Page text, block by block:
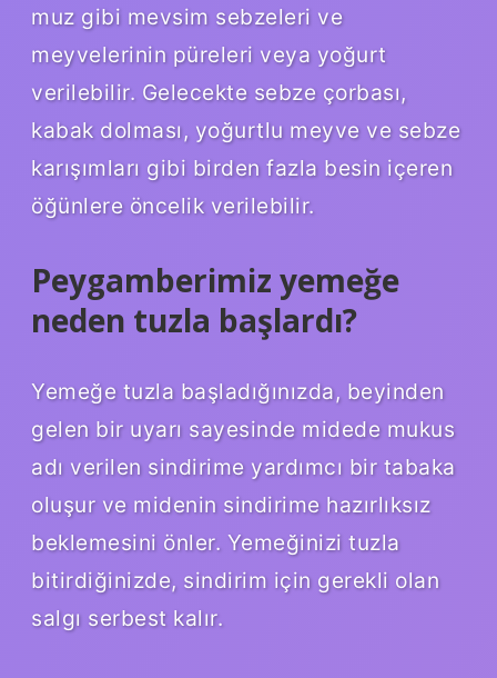
muz gibi mevsim sebzeleri ve
meyvelerinin püreleri veya yoğurt
verilebilir. Gelecekte sebze çorbası,
kabak dolması, yoğurtlu meyve ve sebze
karışımları gibi birden fazla besin içeren
öğünlere öncelik verilebilir.
Peygamberimiz yemeğe
neden tuzla başlardı?
Yemeğe tuzla başladığınızda, beyinden
gelen bir uyarı sayesinde midede mukus
adı verilen sindirime yardımcı bir tabaka
oluşur ve midenin sindirime hazırlıksız
beklemesini önler. Yemeğinizi tuzla
bitirdiğinizde, sindirim için gerekli olan
salgı serbest kalır.